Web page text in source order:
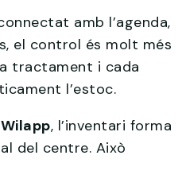
amb l’agenda,
el control és molt més
tractament i cada
l’estoc.
Wilapp, l’inventari forma
del centre. Això